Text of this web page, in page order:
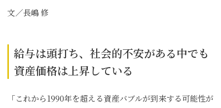
文／長嶋 修
給与は頭打ち、社会的不安がある中でも
資産価格は上昇している
「これから1990年を超える資産バブルが到来する可能性が